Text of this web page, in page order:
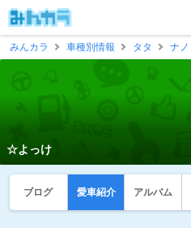
みんカラ
車種別情報 タタ ナノ
☆よっけ
ブログ 愛車紹介 アルバム